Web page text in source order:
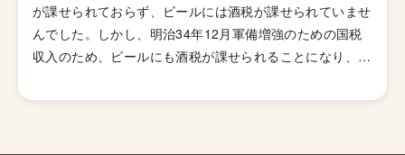
が課せられておらず、ビールには酒税が課せられていませ
んでした。しかし、明治34年12月軍備増強のための国税
収入のため、ビールにも酒税が課せられることになり、資
を消していきました。これによりビール作りは戦後しばら